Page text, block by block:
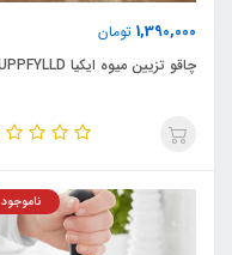
1,390,000 تومان
چاقو تزیین میوه ایکیا UPPFYLLD
ناموجود